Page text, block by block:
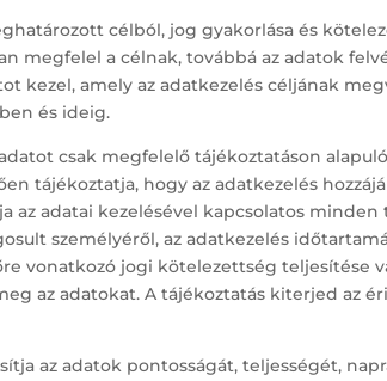
célból, jog gyakorlása és
megfelel a célnak, továbbá az adatok
kezel, amely az adatkezelés céljának
és ideig.
csak megfelelő tájékoztatáson
tájékoztatja, hogy az adatkezelés
az adatai kezelésével kapcsolatos
személyéről, az adatkezelés
vonatkozó jogi kötelezettség
az adatokat. A tájékoztatás kiterjed az
az adatok pontosságát, teljességét,